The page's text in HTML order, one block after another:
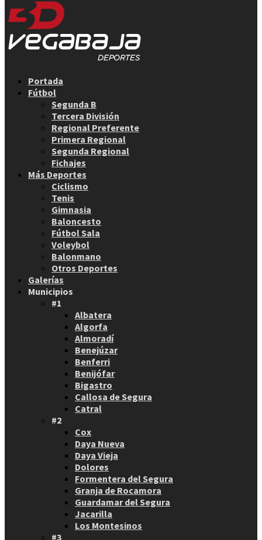
Portada
Fútbol
Segunda B
Tercera División
Regional Preferente
Primera Regional
Segunda Regional
Fichajes
Más Deportes
Ciclismo
Tenis
Gimnasia
Baloncesto
Fútbol Sala
Voleybol
Balonmano
Otros Deportes
Galerías
Municipios
#1
Albatera
Algorfa
Almoradí
Benejúzar
Benferri
Benijófar
Bigastro
Callosa de Segura
Catral
#2
Cox
Daya Nueva
Daya Vieja
Dolores
Formentera del Segura
Granja de Rocamora
Guardamar del Segura
Jacarilla
Los Montesinos
#3